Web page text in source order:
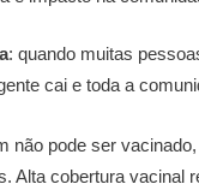
: quando muitas
cai e toda a
não pode ser
Alta cobertura vacinal